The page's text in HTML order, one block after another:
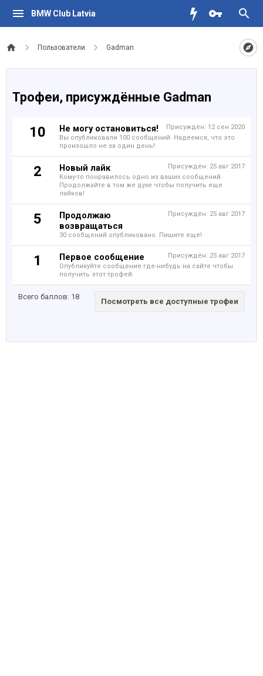
BMW Club Latvia
Пользователи Gadman
Трофеи, присуждённые Gadman
10 Присуждён: 12 сен 2020
Не могу остановиться!
Вы опубликовали 100 сообщений. Надеемся, что это
произошло не за один день!
2 Присуждён: 25 авг 2017
Новый лайк
Кому-то понравилось одно из ваших сообщений.
Продолжайте в том же духе чтобы получить еще
лайков!
5 Присуждён: 25 авг 2017
Продолжаю
возвращаться
30 сообщений опубликовано. Пишите еще!
1 Присуждён: 25 авг 2017
Первое сообщение
Опубликуйте сообщение где-нибудь на сайте чтобы
получить этот трофей.
Всего баллов: 18
Посмотреть все доступные трофеи